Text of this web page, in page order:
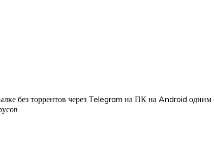
без торрентов через Telegram на ПК на Android